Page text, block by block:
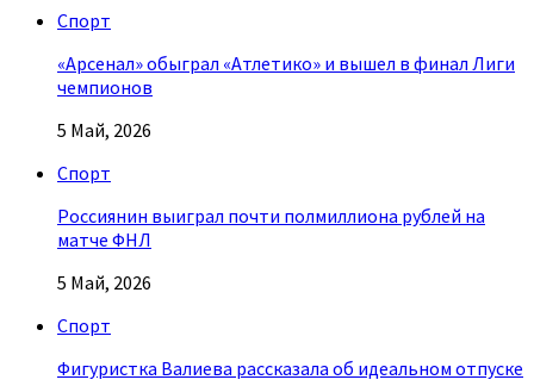
Спорт
«Арсенал» обыграл «Атлетико» и вышел в финал Лиги
чемпионов
5 Май, 2026
Спорт
Россиянин выиграл почти полмиллиона рублей на
матче ФНЛ
5 Май, 2026
Спорт
Фигуристка Валиева рассказала об идеальном отпуске